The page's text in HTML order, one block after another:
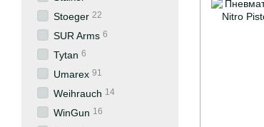
Stoeger 22
SUR Arms 6
Tytan 6
Umarex 91
Weihrauch 14
WinGun 16